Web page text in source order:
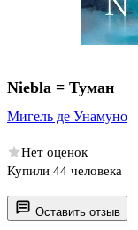
Оставить отзыв
Niebla = Туман
Мигель де Унамуно
Нет оценок
Купили 44 человека